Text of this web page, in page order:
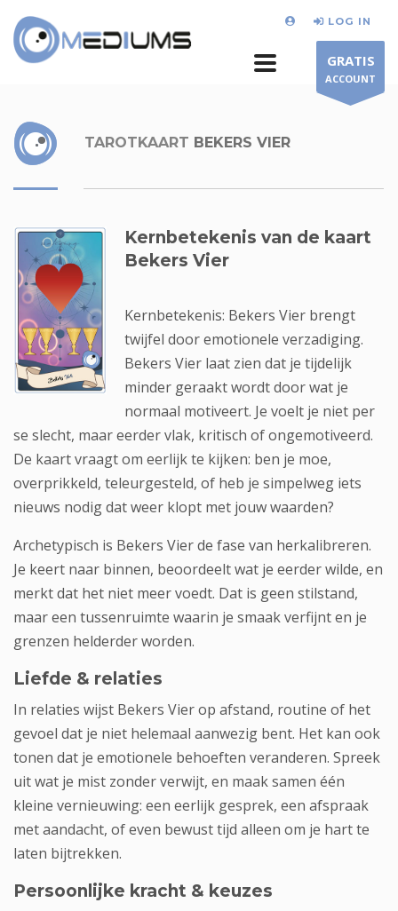
LOG IN
GRATIS
ACCOUNT
TAROTKAART BEKERS VIER
Kernbetekenis van de kaart
Bekers Vier
Kernbetekenis: Bekers Vier brengt
twijfel door emotionele verzadiging.
Bekers Vier laat zien dat je tijdelijk
minder geraakt wordt door wat je
normaal motiveert. Je voelt je niet per
se slecht, maar eerder vlak, kritisch of ongemotiveerd.
De kaart vraagt om eerlijk te kijken: ben je moe,
overprikkeld, teleurgesteld, of heb je simpelweg iets
nieuws nodig dat weer klopt met jouw waarden?
Archetypisch is Bekers Vier de fase van herkalibreren.
Je keert naar binnen, beoordeelt wat je eerder wilde, en
merkt dat het niet meer voedt. Dat is geen stilstand,
maar een tussenruimte waarin je smaak verfijnt en je
grenzen helderder worden.
Liefde & relaties
In relaties wijst Bekers Vier op afstand, routine of het
gevoel dat je niet helemaal aanwezig bent. Het kan ook
tonen dat je emotionele behoeften veranderen. Spreek
uit wat je mist zonder verwijt, en maak samen één
kleine vernieuwing: een eerlijk gesprek, een afspraak
met aandacht, of even bewust tijd alleen om je hart te
laten bijtrekken.
Persoonlijke kracht & keuzes